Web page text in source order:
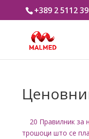
+389 2 5112
20 Правилник за
трошоци што се